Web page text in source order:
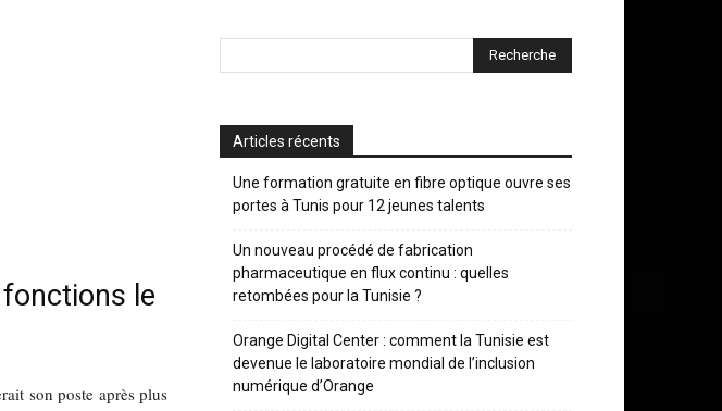
le
son poste après plus
Articles récents
Une formation gratuite en fibre optique ouvre ses
portes à Tunis pour 12 jeunes talents
Un nouveau procédé de fabrication
pharmaceutique en flux continu : quelles
retombées pour la Tunisie ?
Orange Digital Center : comment la Tunisie est
devenue le laboratoire mondial de l’inclusion
numérique d’Orange